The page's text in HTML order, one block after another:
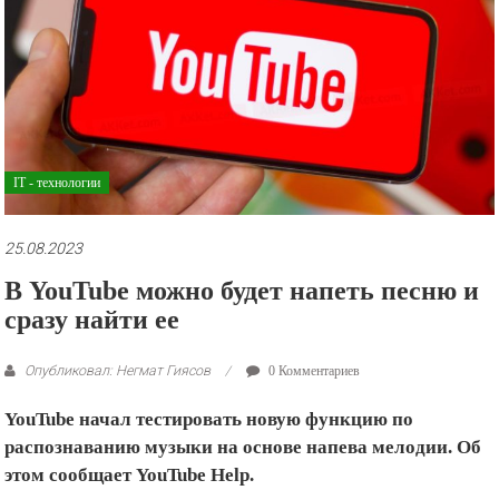
рекламные
ролики
презентации.
IT - технологии
25.08.2023
В YouTube можно будет напеть песню и
сразу найти ее
Опубликовал: Негмат Гиясов 0 Комментариев
YouTube начал тестировать новую функцию по
распознаванию музыки на основе напева мелодии. Об
этом сообщает YouTube Help.